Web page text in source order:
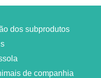
dos subprodutos
de companhia